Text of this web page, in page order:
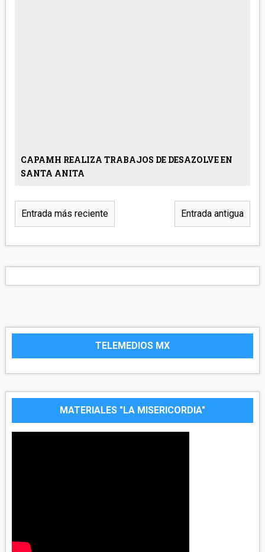
CAPAMH REALIZA TRABAJOS DE DESAZOLVE EN
SANTA ANITA
Entrada más reciente Entrada antigua
TELEMEDIOS MX
MATERIALES "LA MISERICORDIA"